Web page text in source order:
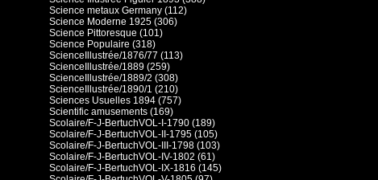
Science metaux Germany (112)
Science Moderne 1925 (306)
Science Pittoresque (101)
Science Populaire (318)
ScienceIllustrée/1876/77 (113)
ScienceIllustrée/1889 (259)
ScienceIllustrée/1889/2 (308)
ScienceIllustrée/1890/1 (210)
Sciences Usuelles 1894 (757)
Scientific amusements (169)
Scolaire/F-J-BertuchVOL-I-1790 (189)
Scolaire/F-J-BertuchVOL-II-1795 (105)
Scolaire/F-J-BertuchVOL-III-1798 (103)
Scolaire/F-J-BertuchVOL-IV-1802 (61)
Scolaire/F-J-BertuchVOL-IX-1816 (145)